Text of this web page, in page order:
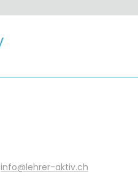
info@lehrer-aktiv.ch